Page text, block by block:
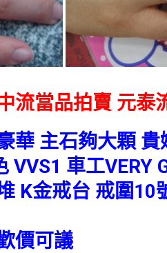
流當品拍賣 元泰
華 主石夠大顆
VVS1 車工VERY
K金戒台 戒圍10
價可議